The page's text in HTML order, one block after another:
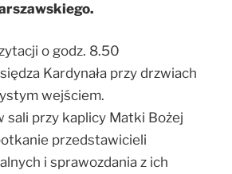
o godz. 8.50
Kardynała przy drzwiach
wejściem.
sali przy kaplicy Matki Bożej
przedstawicieli
i sprawozdania z ich